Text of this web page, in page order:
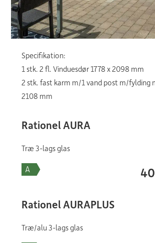
Specifikation:
1 stk. 2 fl. Vinduesdør 1778 x 2098 mm
2 stk. fast karm m/1 vand post m/fylding
2108 mm
Rationel AURA
Træ 3-lags glas
Rationel AURAPLUS
Træ/alu 3-lags glas